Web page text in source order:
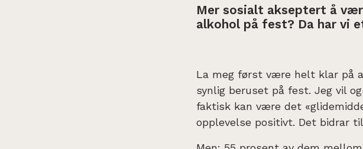
Mer sosialt akseptert å
alkohol på fest? Da har vi
La meg først være helt klar på
synlig beruset på fest. Jeg vil
faktisk kan være det
opplevelse positivt. Det bidrar